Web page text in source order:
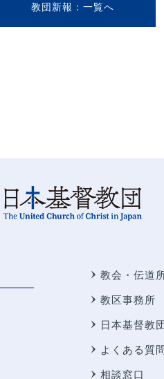
教団新報
教会・伝道
教区事務所
日本基督教
よくある質問
相談窓口